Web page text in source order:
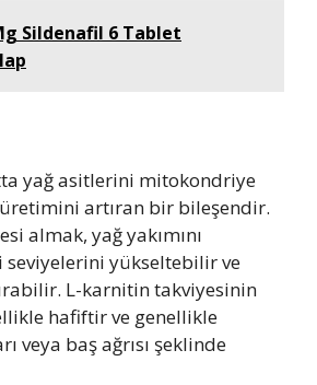
Sildenafil 6 Tablet
yağ asitlerini mitokondriye
artıran bir bileşendir.
almak, yağ yakımını
yükseltebilir ve
L-karnitin takviyesinin
hafiftir ve genellikle
veya baş ağrısı şeklinde